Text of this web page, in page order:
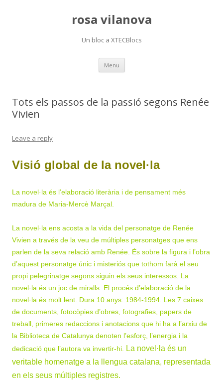
rosa vilanova
Un bloc a XTECBlocs
Menu Skip
content
Tots els passos de la passió segons Renée
Vivien
Leave a reply
Visió global de la novel·la
La novel·la és l’elaboració literària i de pensament més
madura de Maria-Mercè Marçal.
La novel·la ens acosta a la vida del personatge de Renée
Vivien a través de la veu de múltiples personatges que ens
parlen de la seva relació amb Renée. És sobre la figura i l’obra
d’aquest personatge únic i misteriós que tothom farà el seu
propi pelegrinatge segons siguin els seus interessos. La
novel·la és un joc de miralls. El procés d’elaboració de la
novel·la és molt lent. Dura 10 anys: 1984-1994. Les 7 caixes
de documents, fotocòpies d’obres, fotografies, papers de
treball, primeres redaccions i anotacions que hi ha a l’arxiu de
la Biblioteca de Catalunya denoten l’esforç, l’energia i la
dedicació que l’autora va invertir-hi
La novel·la és un
veritable homenatge a la llengua catalana, representada
en els seus múltiples registres.